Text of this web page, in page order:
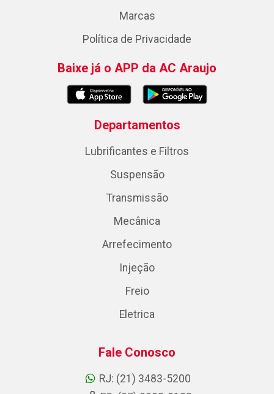
Marcas
Política de Privacidade
Baixe já o APP da AC Araujo
Departamentos
Lubrificantes e Filtros
Suspensão
Transmissão
Mecânica
Arrefecimento
Injeção
Freio
Eletrica
Fale Conosco
RJ: (21) 3483-5200